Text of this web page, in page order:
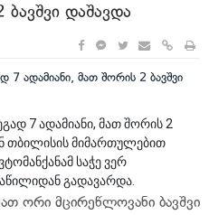
დაშავდა
7 ადამიანი, მათ შორის 2
თბილისის მიმართულებით
საჭე ვერ
გადავარდა.
ორი მცირეწლოვანი ბავშვი